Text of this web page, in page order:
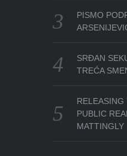
PISMO
SRĐAN
TREĆA
PUBLIC
MATTINGLY